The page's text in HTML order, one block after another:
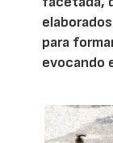
para
evocando